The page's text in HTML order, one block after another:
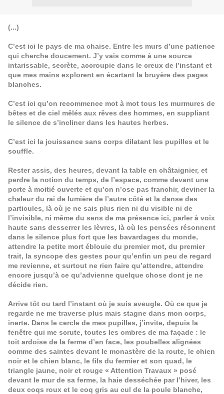
(...)
C’est ici le pays de ma chaise. Entre les murs d’une patience
qui cherche doucement. J’y vais comme à une source
intarissable, secrète, accroupie dans le creux de l’instant et
que mes mains explorent en écartant la bruyère des pages
blanches.
C’est ici qu’on recommence mot à mot tous les murmures de
bêtes et de ciel mêlés aux rêves des hommes, en suppliant
le silence de s’incliner dans les hautes herbes.
C’est ici la jouissance sans corps dilatant les pupilles et le
souffle.
Rester assis, des heures, devant la table en châtaignier, et
perdre la notion du temps, de l’espace, comme devant une
porte à moitié ouverte et qu’on n’ose pas franchir, deviner la
chaleur du rai de lumière de l’autre côté et la danse des
particules, là où je ne sais plus rien ni du visible ni de
l’invisible, ni même du sens de ma présence ici, parler à voix
haute sans desserrer les lèvres, là où les pensées résonnent
dans le silence plus fort que les bavardages du monde,
attendre la petite mort éblouie du premier mot, du premier
trait, la syncope des gestes pour qu’enfin un peu de regard
me revienne, et surtout ne rien faire qu’attendre, attendre
encore jusqu’à ce qu’advienne quelque chose dont je ne
décide rien.
Arrive tôt ou tard l’instant où je suis aveugle. Où ce que je
regarde ne me traverse plus mais stagne dans mon corps,
inerte. Dans le cercle de mes pupilles, j’invite, depuis la
fenêtre qui me scrute, toutes les ombres de ma façade : le
toit ardoise de la ferme d’en face, les poubelles alignées
comme des saintes devant le monastère de la route, le chien
noir et le chien blanc, le fils du fermier et son quad, le
triangle jaune, noir et rouge « Attention Travaux » posé
devant le mur de sa ferme, la haie desséchée par l’hiver, les
deux coqs roux et le coq gris au cul de la poule blanche,